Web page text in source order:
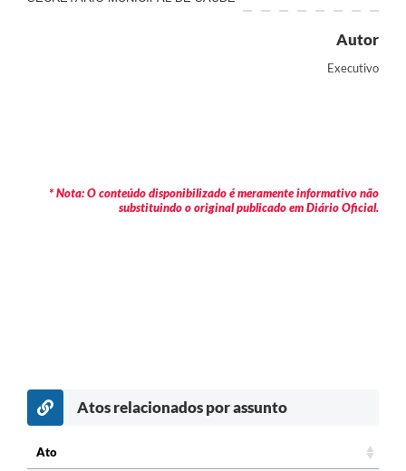
Autor
Executivo
* Nota: O conteúdo disponibilizado é meramente informativo não
substituindo o original publicado em Diário Oficial.
Atos relacionados por assunto
Ato